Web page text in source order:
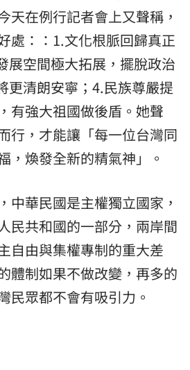
天在例行記者會上又聲稱，
處：：1.文化根脈回歸真正
展空間極大拓展，擺脫政治
更清朗安寧；4.民族尊嚴提
有強大祖國做後盾。她聲
行，才能讓「每一位台灣同
，煥發全新的精氣神」。
中華民國是主權獨立國家，
民共和國的一部分，兩岸間
自由與集權專制的重大差
體制如果不做改變，再多的
民眾都不會有吸引力。